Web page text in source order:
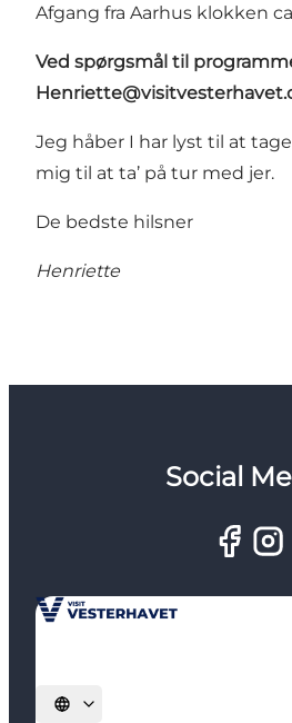
Afgang fra Aarhus klokken
Ved spørgsmål til
Jeg håber I har lyst til at
mig til at ta’ på tur med jer.
De bedste hilsner
Henriette
Social
Vælg sprog